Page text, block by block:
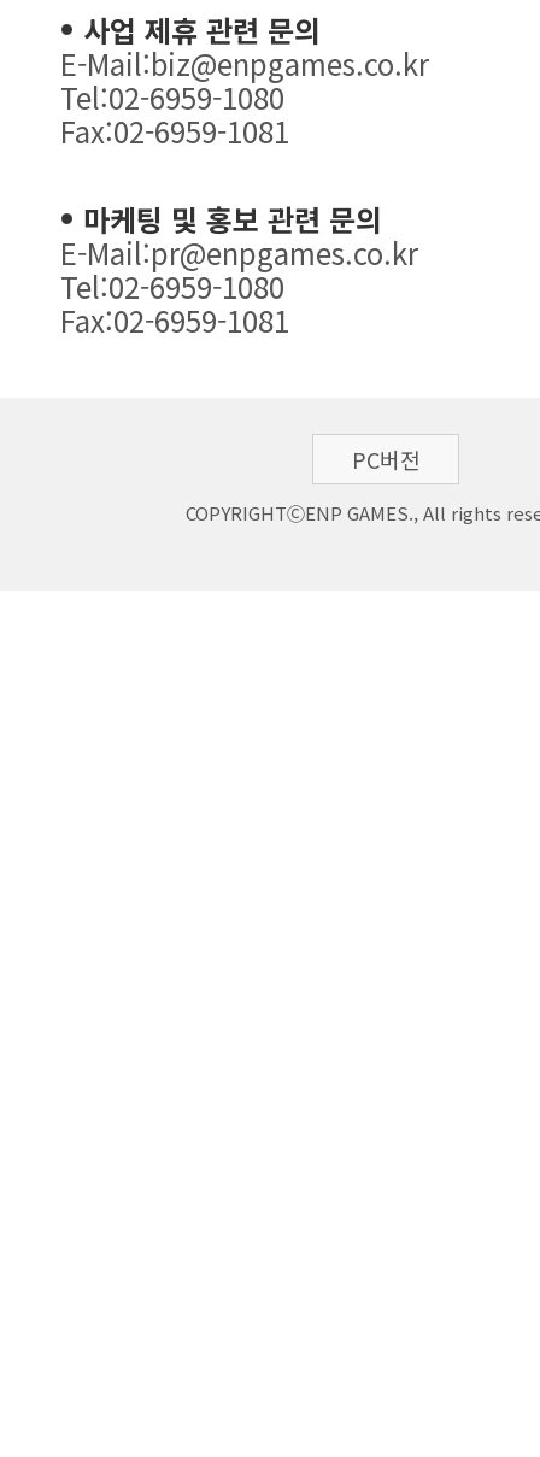
사업 제휴 관련 문의
E-Mail:biz@enpgames.co.kr
Tel:02-6959-1080
Fax:02-6959-1081
마케팅 및 홍보 관련 문의
E-Mail:pr@enpgames.co.kr
Tel:02-6959-1080
Fax:02-6959-1081
PC버전
COPYRIGHTⒸENP GAMES., All rights